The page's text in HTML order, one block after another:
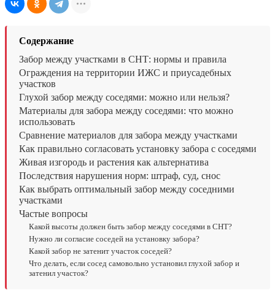
Содержание
Забор между участками в СНТ: нормы и правила
Ограждения на территории ИЖС и приусадебных
участков
Глухой забор между соседями: можно или нельзя?
Материалы для забора между соседями: что можно
использовать
Сравнение материалов для забора между участками
Как правильно согласовать установку забора с соседями
Живая изгородь и растения как альтернатива
Последствия нарушения норм: штраф, суд, снос
Как выбрать оптимальный забор между соседними
участками
Частые вопросы
Какой высоты должен быть забор между соседями в СНТ?
Нужно ли согласие соседей на установку забора?
Какой забор не затенит участок соседей?
Что делать, если сосед самовольно установил глухой забор и
затенил участок?